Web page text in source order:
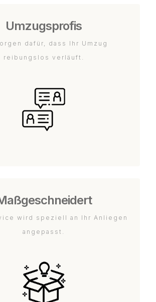
Umzugsprofis
dafür, dass Ihr Umzug
reibungslos verläuft.
wird speziell an Ihr Anliegen
angepasst.